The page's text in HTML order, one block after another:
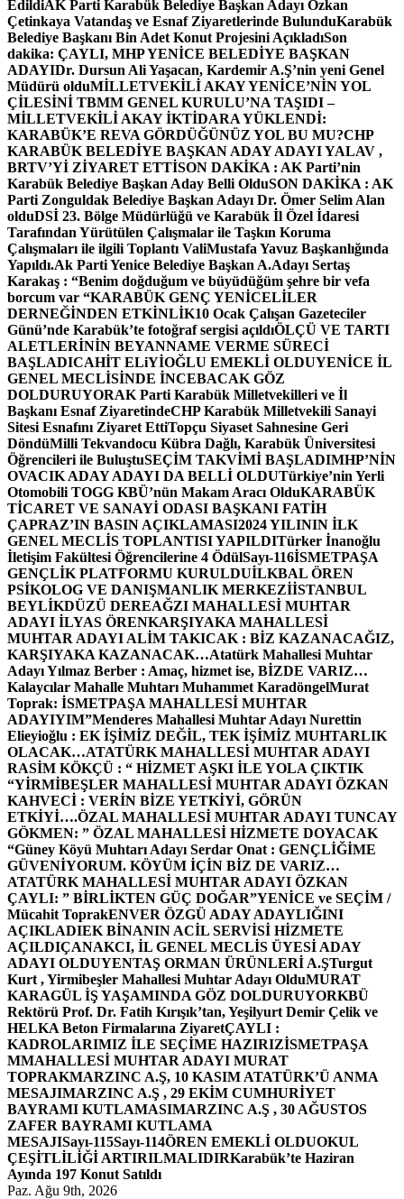
EdildiAK Parti Karabük Belediye Başkan Adayı Özkan
Çetinkaya Vatandaş ve Esnaf Ziyaretlerinde BulunduKarabük
Belediye Başkanı Bin Adet Konut Projesini AçıkladıSon
dakika: ÇAYLI, MHP YENİCE BELEDİYE BAŞKAN
ADAYIDr. Dursun Ali Yaşacan, Kardemir A.Ş’nin yeni Genel
Müdürü olduMİLLETVEKİLİ AKAY YENİCE’NİN YOL
ÇİLESİNİ TBMM GENEL KURULU’NA TAŞIDI –
MİLLETVEKİLİ AKAY İKTİDARA YÜKLENDİ:
KARABÜK’E REVA GÖRDÜĞÜNÜZ YOL BU MU?CHP
KARABÜK BELEDİYE BAŞKAN ADAY ADAYI YALAV ,
BRTV’Yİ ZİYARET ETTİSON DAKİKA : AK Parti’nin
Karabük Belediye Başkan Aday Belli OlduSON DAKİKA : AK
Parti Zonguldak Belediye Başkan Adayı Dr. Ömer Selim Alan
olduDSİ 23. Bölge Müdürlüğü ve Karabük İl Özel İdaresi
Tarafından Yürütülen Çalışmalar ile Taşkın Koruma
Çalışmaları ile ilgili Toplantı ValiMustafa Yavuz Başkanlığında
Yapıldı.Ak Parti Yenice Belediye Başkan A.Adayı Sertaş
Karakaş : “Benim doğduğum ve büyüdüğüm şehre bir vefa
borcum var “KARABÜK GENÇ YENİCELİLER
DERNEĞİNDEN ETKİNLİK10 Ocak Çalışan Gazeteciler
Günü’nde Karabük’te fotoğraf sergisi açıldıÖLÇÜ VE TARTI
ALETLERİNİN BEYANNAME VERME SÜRECİ
BAŞLADICAHİT ELiYİOĞLU EMEKLİ OLDUYENİCE İL
GENEL MECLİSİNDE İNCEBACAK GÖZ
DOLDURUYORAK Parti Karabük Milletvekilleri ve İl
Başkanı Esnaf ZiyaretindeCHP Karabük Milletvekili Sanayi
Sitesi Esnafını Ziyaret EttiTopçu Siyaset Sahnesine Geri
DöndüMilli Tekvandocu Kübra Dağlı, Karabük Üniversitesi
Öğrencileri ile BuluştuSEÇİM TAKVİMİ BAŞLADIMHP’NİN
OVACIK ADAY ADAYI DA BELLİ OLDUTürkiye’nin Yerli
Otomobili TOGG KBÜ’nün Makam Aracı OlduKARABÜK
TİCARET VE SANAYİ ODASI BAŞKANI FATİH
ÇAPRAZ’IN BASIN AÇIKLAMASI2024 YILININ İLK
GENEL MECLİS TOPLANTISI YAPILDITürker İnanoğlu
İletişim Fakültesi Öğrencilerine 4 ÖdülSayı-116İSMETPAŞA
GENÇLİK PLATFORMU KURULDUİLKBAL ÖREN
PSİKOLOG VE DANIŞMANLIK MERKEZİİSTANBUL
BEYLİKDÜZÜ DEREAĞZI MAHALLESİ MUHTAR
ADAYI İLYAS ÖRENKARŞIYAKA MAHALLESİ
MUHTAR ADAYI ALİM TAKICAK : BİZ KAZANACAĞIZ,
KARŞIYAKA KAZANACAK…Atatürk Mahallesi Muhtar
Adayı Yılmaz Berber : Amaç, hizmet ise, BİZDE VARIZ…
Kalaycılar Mahalle Muhtarı Muhammet KaradöngelMurat
Toprak: İSMETPAŞA MAHALLESİ MUHTAR
ADAYIYIM”Menderes Mahallesi Muhtar Adayı Nurettin
Elieyioğlu : EK İŞİMİZ DEĞİL, TEK İŞİMİZ MUHTARLIK
OLACAK…ATATÜRK MAHALLESİ MUHTAR ADAYI
RASİM KÖKÇÜ : “ HİZMET AŞKI İLE YOLA ÇIKTIK
“YİRMİBEŞLER MAHALLESİ MUHTAR ADAYI ÖZKAN
KAHVECİ : VERİN BİZE YETKİYİ, GÖRÜN
ETKİYİ….ÖZAL MAHALLESİ MUHTAR ADAYI TUNCAY
GÖKMEN: ” ÖZAL MAHALLESİ HİZMETE DOYACAK
“Güney Köyü Muhtarı Adayı Serdar Onat : GENÇLİĞİME
GÜVENİYORUM. KÖYÜM İÇİN BİZ DE VARIZ…
ATATÜRK MAHALLESİ MUHTAR ADAYI ÖZKAN
ÇAYLI: ” BİRLİKTEN GÜÇ DOĞAR”YENİCE ve SEÇİM /
Mücahit ToprakENVER ÖZGÜ ADAY ADAYLIĞINI
AÇIKLADIEK BİNANIN ACİL SERVİSİ HİZMETE
AÇILDIÇANAKCI, İL GENEL MECLİS ÜYESİ ADAY
ADAYI OLDUYENTAŞ ORMAN ÜRÜNLERİ A.ŞTurgut
Kurt , Yirmibeşler Mahallesi Muhtar Adayı OlduMURAT
KARAGÜL İŞ YAŞAMINDA GÖZ DOLDURUYORKBÜ
Rektörü Prof. Dr. Fatih Kırışık’tan, Yeşilyurt Demir Çelik ve
HELKA Beton Firmalarına ZiyaretÇAYLI :
KADROLARIMIZ İLE SEÇİME HAZIRIZİSMETPAŞA
MMAHALLESİ MUHTAR ADAYI MURAT
TOPRAKMARZINC A.Ş, 10 KASIM ATATÜRK’Ü ANMA
MESAJIMARZINC A.Ş , 29 EKİM CUMHURİYET
BAYRAMI KUTLAMASIMARZINC A.Ş , 30 AĞUSTOS
ZAFER BAYRAMI KUTLAMA
MESAJISayı-115Sayı-114ÖREN EMEKLİ OLDUOKUL
ÇEŞİTLİLİĞİ ARTIRILMALIDIRKarabük’te Haziran
Ayında 197 Konut Satıldı
Paz. Ağu 9th, 2026